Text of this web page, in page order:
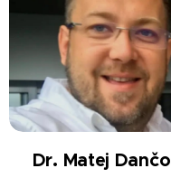
Dr. Matej Dančo